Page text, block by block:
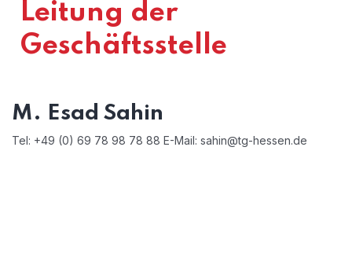
Leitung der
Geschäftsstelle
M. Esad Sahin
Tel: +49 (0) 69 78 98 78 88 E-Mail: sahin@tg-hessen.de